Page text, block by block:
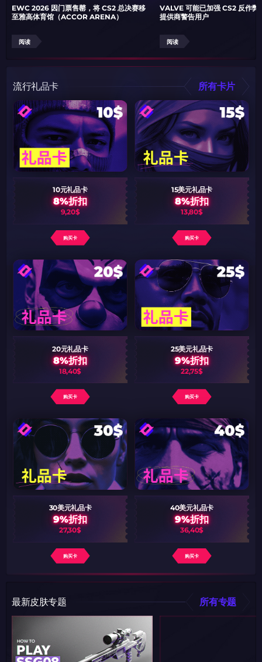
带上你的促销代码
只需抓取区域并将促销代码复制到剪贴板
2024LONG
如何使用促销代码
如何使用促销代码
带上你的促销代码
如何使用促销代码
带上你的促销代码
由KARRIGAN倾情推荐
团队 THE MONGOLZ
CS2CODES.CN社区与电子竞技
EWC 2026 因门票售罄，将 CS2 总决赛移
至雅高体育馆（ACCOR ARENA）
阅读
VALVE 可能已加强 CS2 反作弊
提供商警告用户
阅读
流行礼品卡 所有卡片
10元礼品卡
8%折扣
9,20$
购买卡
15美元礼品卡
8%折扣
13,80$
购买卡
20元礼品卡
8%折扣
18,40$
购买卡
25美元礼品卡
9%折扣
22,75$
购买卡
30美元礼品卡
9%折扣
27,30$
购买卡
40美元礼品卡
9%折扣
36,40$
购买卡
最新皮肤专题 所有专题